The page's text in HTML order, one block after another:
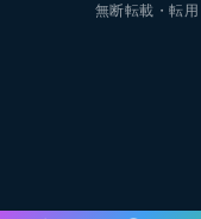
無断転載・転